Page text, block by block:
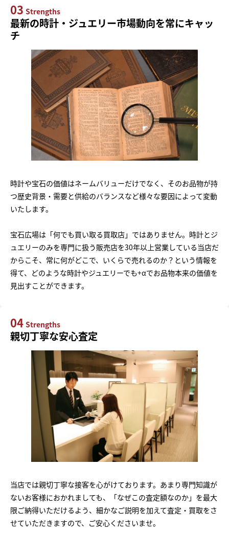
03 Strengths
最新の時計・ジュエリー市場動向を常にキャッ
チ
時計や宝石の価値はネームバリューだけでなく、そのお品物が持
つ歴史背景・需要と供給のバランスなど様々な要因によって変動
いたします。
宝石広場は「何でも買い取る買取店」ではありません。時計とジ
ュエリーのみを専門に扱う販売店を30年以上営業している当店だ
からこそ、常に何がどこで、いくらで売れるのか？という情報を
得て、どのような時計やジュエリーでも+αでお品物本来の価値を
見出すことができます。
04 Strengths
親切丁寧な安心査定
当店では親切丁寧な接客を心がけております。あまり専門知識が
ないお客様におかれましても、「なぜこの査定額なのか」を最大
限ご納得いただけるよう、細かなご説明を加えて査定・買取をさ
せていただきますので、ご安心くださいませ。